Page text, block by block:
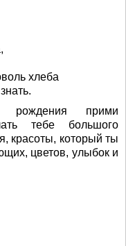
хлеба
прими
тебе большого
красоты, который ты
цветов, улыбок и